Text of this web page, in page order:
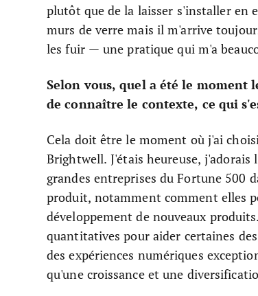
plutôt que de la laisser s'installer en
murs de verre mais il m'arrive
les fuir — une pratique qui m'a
Selon vous, quel a été le moment
de connaître le contexte, ce qui
Cela doit être le moment où j'ai
Brightwell. J'étais heureuse,
grandes entreprises du Fortune 500
produit, notamment comment elles
développement de nouveaux
quantitatives pour aider certaines
des expériences numériques
qu'une croissance et une